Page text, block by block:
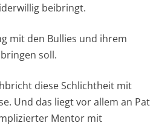
beibringt.
mit den Bullies und ihrem
soll.
diese Schlichtheit mit
Und das liegt vor allem an Pat
Mentor mit